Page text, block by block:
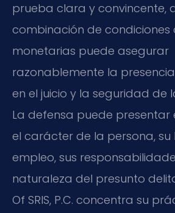
prueba clara y convincente,
combinación de
monetarias puede asegurar
razonablemente la
en el juicio y la seguridad de
La defensa puede presentar
el carácter de la persona, su
empleo, sus
naturaleza del presunto
Of SRIS, P.C. concentra su